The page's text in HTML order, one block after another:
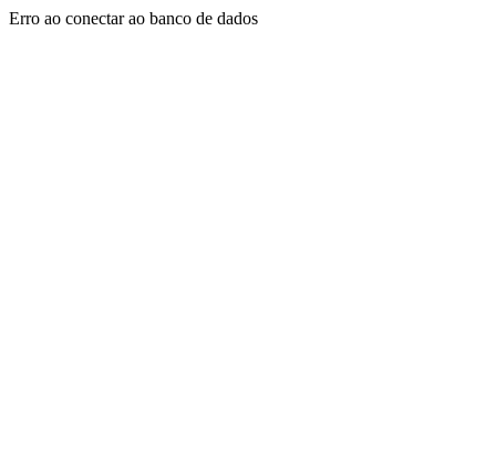
Erro ao conectar ao banco de dados